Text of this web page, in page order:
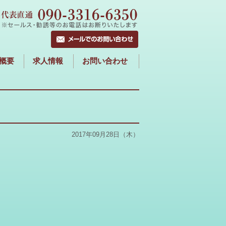
要 求人情報 お問い合わせ
2017年09月28日（木）